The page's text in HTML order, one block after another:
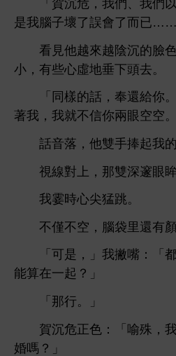
「賀沉危，
們、 們以
子壞
誤
而已……
見
越 越 沉
，
些 虛 垂
。
「同樣
話，奉還
著
， 就 信 兩
空空。
話音落，
雙 捧起
線對
， 雙 邃
霎
尖猛
。
僅
空， 袋里還 顏
「
，」 撇嘴：「
能算
起？」
「
。」
賀沉危正
：「喻殊，
婚嗎？」